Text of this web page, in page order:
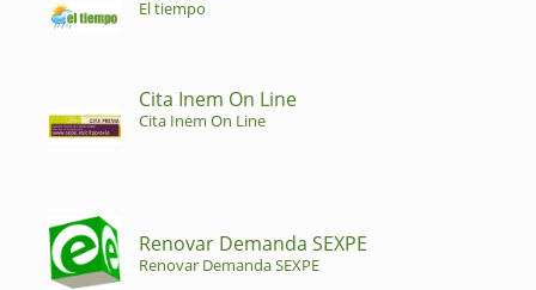
El tiempo
Cita Inem On Line
Cita Inem On Line
Renovar Demanda SEXPE
Renovar Demanda SEXPE